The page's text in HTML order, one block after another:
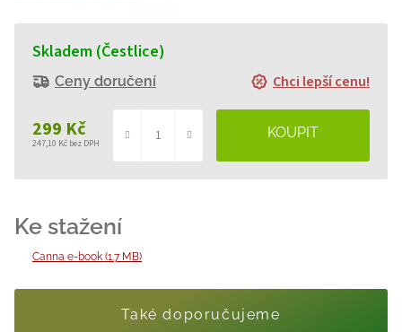
299 Kč
247,10 Kč bez DPH
cena:
Skladem (Čestlice)
Ceny doručení Chci lepší cenu!
Canna e-book (1.7 MB)
Také doporučujeme